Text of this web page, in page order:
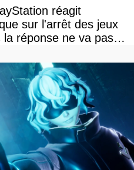
réagit
sur l'arrêt des jeux
réponse ne va pas